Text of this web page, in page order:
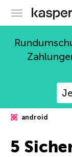
android
5